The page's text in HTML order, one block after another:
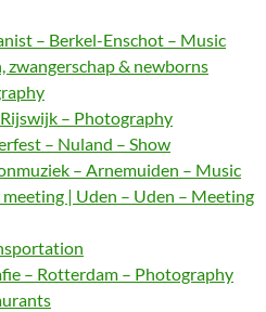
– Berkel-Enschot – Music
& newborns
– Photography
– Nuland – Show
– Arnemuiden – Music
| Uden – Uden – Meeting
– Rotterdam – Photography